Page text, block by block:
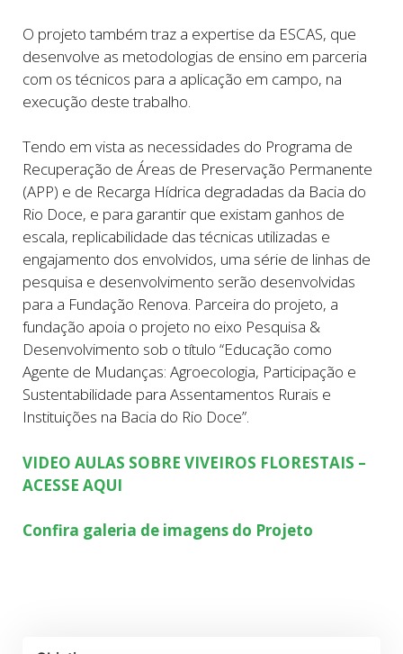
O projeto também traz a expertise da ESCAS, que
desenvolve as metodologias de ensino em parceria
com os técnicos para a aplicação em campo, na
execução deste trabalho.
Tendo em vista as necessidades do Programa de
Recuperação de Áreas de Preservação Permanente
(APP) e de Recarga Hídrica degradadas da Bacia do
Rio Doce, e para garantir que existam ganhos de
escala, replicabilidade das técnicas utilizadas e
engajamento dos envolvidos, uma série de linhas de
pesquisa e desenvolvimento serão desenvolvidas
para a Fundação Renova. Parceira do projeto, a
fundação apoia o projeto no eixo Pesquisa &
Desenvolvimento sob o título “Educação como
Agente de Mudanças: Agroecologia, Participação e
Sustentabilidade para Assentamentos Rurais e
Instituições na Bacia do Rio Doce”.
VIDEO AULAS SOBRE VIVEIROS FLORESTAIS –
ACESSE AQUI
Confira galeria de imagens do Projeto